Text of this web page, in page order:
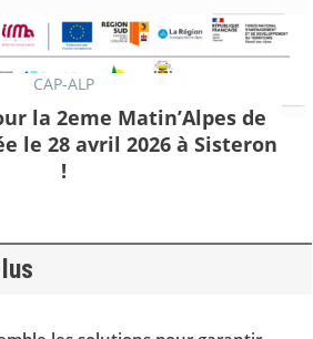
CAP-ALP
la 2eme Matin’Alpes de
le 28 avril 2026 à Sisteron
!